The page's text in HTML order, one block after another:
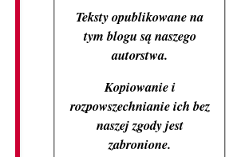
Teksty opublikowane na
tym blogu są naszego
autorstwa.
Kopiowanie i
rozpowszechnianie ich bez
naszej zgody jest
zabronione.